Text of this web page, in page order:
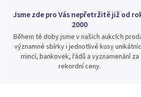
Jsme zde pro Vás nepřetržitě již od
2000
Během té doby jsme v našich aukcích
významné sbírky i jednotlivé kusy
mincí, bankovek, řádů a vyznamenání za
rekordní ceny.